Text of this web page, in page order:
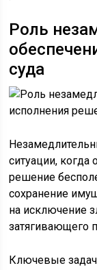
Роль
суда
ситуации, когда
решение
сохранение
на исключение
затягивающего
Ключевые